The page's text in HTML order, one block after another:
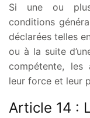
Si une ou
conditions
déclarées telles
ou à la suite
compétente, les
leur force et leur
Article 14 :